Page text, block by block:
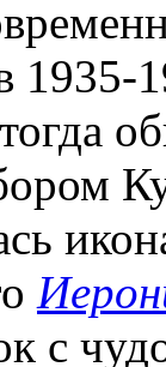
1935-
с